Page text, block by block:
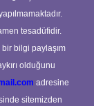
tesadüfidir.
bilgi paylaşım
olduğunu
adresine
sitemizden